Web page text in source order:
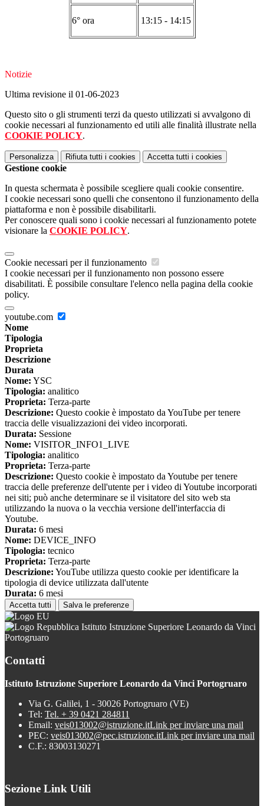
6° ora 13:15 - 14:15
Notizie
Ultima revisione il 01-06-2023
Questo sito o gli strumenti terzi da questo utilizzati si avvalgono di
cookie necessari al funzionamento ed utili alle finalità illustrate nella
COOKIE POLICY.
Personalizza Rifiuta tutti i cookies Accetta tutti i cookies
Gestione cookie
In questa schermata è possibile scegliere quali cookie consentire.
I cookie necessari sono quelli che consentono il funzionamento della
piattaforma e non è possibile disabilitarli.
Per conoscere quali sono i cookie necessari al funzionamento potete
visionare la COOKIE POLICY.
Cookie necessari per il funzionamento
I cookie necessari per il funzionamento non possono essere
disabilitati. È possibile consultare l'elenco nella pagina della cookie
policy.
youtube.com
Nome
Tipologia
Proprieta
Descrizione
Durata
Nome: YSC
Tipologia: analitico
Proprieta: Terza-parte
Descrizione: Questo cookie è impostato da YouTube per tenere
traccia delle visualizzazioni dei video incorporati.
Durata: Sessione
Nome: VISITOR_INFO1_LIVE
Tipologia: analitico
Proprieta: Terza-parte
Descrizione: Questo cookie è impostato da Youtube per tenere
traccia delle preferenze dell'utente per i video di Youtube incorporati
nei siti; può anche determinare se il visitatore del sito web sta
utilizzando la nuova o la vecchia versione dell'interfaccia di
Youtube.
Durata: 6 mesi
Nome: DEVICE_INFO
Tipologia: tecnico
Proprieta: Terza-parte
Descrizione: YouTube utilizza questo cookie per identificare la
tipologia di device utilizzata dall'utente
Durata: 6 mesi
Accetta tutti Salva le preferenze
Istituto Istruzione Superiore Leonardo da Vinci
Portogruaro
Contatti
Istituto Istruzione Superiore Leonardo da Vinci Portogruaro
Via G. Galilei, 1 - 30026 Portogruaro (VE)
Tel: Tel. + 39 0421 284811
Email: veis013002@istruzione.itLink per inviare una mail
PEC: veis013002@pec.istruzione.itLink per inviare una mail
C.F.: 83003130271
Sezione Link Utili